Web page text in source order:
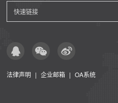
快速链接
法律声明 | 企业邮箱 | OA系统